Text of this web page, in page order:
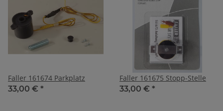
Faller 161674 Parkplatz
33,00 € *
Faller 161675 Stopp-Stelle
33,00 € *